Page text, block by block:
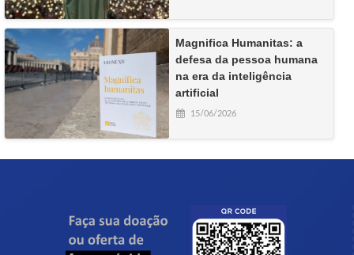
Magnifica Humanitas: a
defesa da pessoa humana
na era da inteligência
artificial
15/06/2026